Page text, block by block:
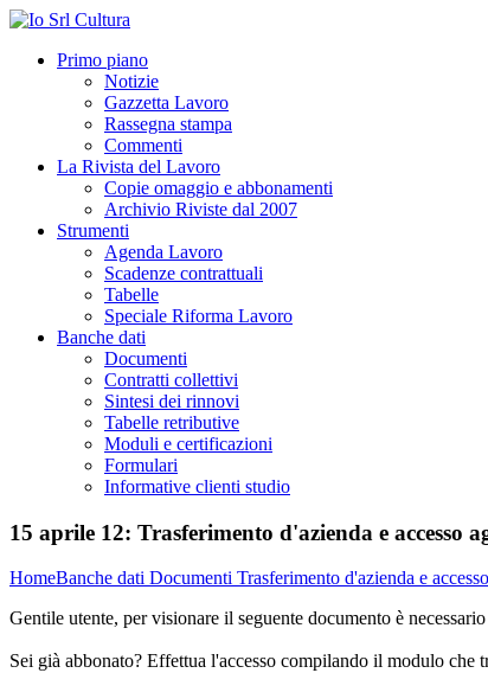
Primo piano
Notizie
Gazzetta Lavoro
Rassegna stampa
Commenti
La Rivista del Lavoro
Copie omaggio e abbonamenti
Archivio Riviste dal 2007
Strumenti
Agenda Lavoro
Scadenze contrattuali
Tabelle
Speciale Riforma Lavoro
Banche dati
Documenti
Contratti collettivi
Sintesi dei rinnovi
Tabelle retributive
Moduli e certificazioni
Formulari
Informative clienti studio
15 aprile 12: Trasferimento d'azienda e accesso
HomeBanche dati Documenti Trasferimento d'azienda e
Gentile utente, per visionare il seguente documento è
Sei già abbonato? Effettua l'accesso compilando il modulo